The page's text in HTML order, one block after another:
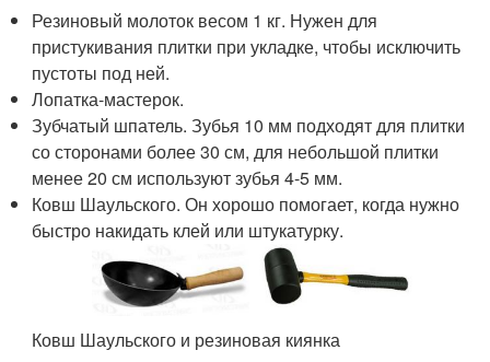
Резиновый молоток весом 1 кг. Нужен для
пристукивания плитки при укладке, чтобы исключить
пустоты под ней.
Лопатка-мастерок.
Зубчатый шпатель. Зубья 10 мм подходят для плитки
со сторонами более 30 см, для небольшой плитки
менее 20 см используют зубья 4-5 мм.
Ковш Шаульского. Он хорошо помогает, когда нужно
быстро накидать клей или штукатурку.
Ковш Шаульского и резиновая киянка